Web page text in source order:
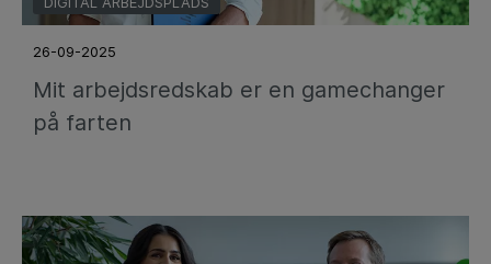
26-09-2025
Mit arbejdsredskab er en gamechanger
på farten